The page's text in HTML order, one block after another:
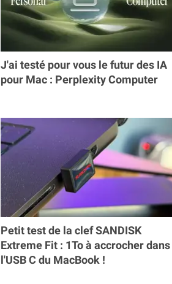
J'ai testé pour vous le futur des IA
pour Mac : Perplexity Computer
Petit test de la clef SANDISK
Extreme Fit : 1To à accrocher dans
l'USB C du MacBook !